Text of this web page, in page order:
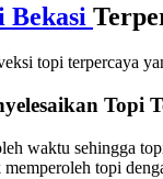
Bekasi
topi terpercaya
Topi
waktu sehingga
topi